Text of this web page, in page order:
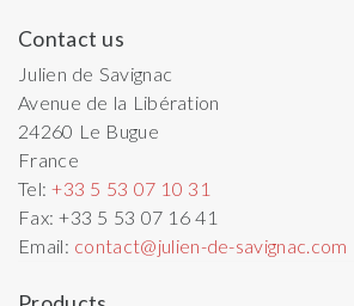
Contact us
Julien de Savignac
Avenue de la Libération
24260 Le Bugue
France
Tel:+33 5 53 07 10 31
Fax:+33 5 53 07 16 41
Email: contact@julien-de-savignac.com